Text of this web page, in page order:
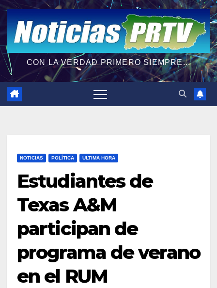
CON LA VERDAD PRIMERO SIEMPRE...
NOTICIAS POLÍTICA ULTIMA HORA
Estudiantes de
Texas A&M
participan de
programa de verano
en el RUM